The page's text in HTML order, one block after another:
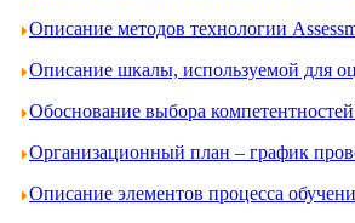
Описание методов технологии
Описание шкалы, используемой для
Обоснование выбора
Организационный план – график
Описание элементов процесса